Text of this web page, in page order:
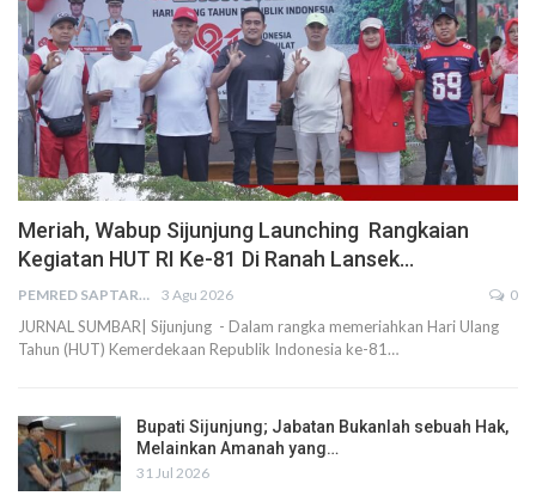
Meriah, Wabup Sijunjung Launching Rangkaian
Kegiatan HUT RI Ke-81 Di Ranah Lansek…
PEMRED SAPTARIUS 3 Agu 2026 0
JURNAL SUMBAR| Sijunjung - Dalam rangka memeriahkan Hari Ulang
Tahun (HUT) Kemerdekaan Republik Indonesia ke-81…
Bupati Sijunjung; Jabatan Bukanlah sebuah Hak,
Melainkan Amanah yang…
31 Jul 2026